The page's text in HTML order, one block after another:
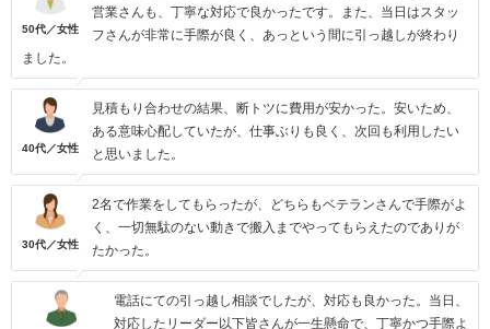
50代／女性
営業さんも、丁寧な対応で良かったです。また、当日はスタッ
フさんが非常に手際が良く、あっという間に引っ越しが終わり
ました。
40代／女性
見積もり合わせの結果、断トツに費用が安かった。安いため、
ある意味心配していたが、仕事ぶりも良く、次回も利用したい
と思いました。
30代／女性
2名で作業をしてもらったが、どちらもベテランさんで手際がよ
く、一切無駄のない動きで搬入までやってもらえたのでありが
たかった。
電話にての引っ越し相談でしたが、対応も良かった。当日、
対応したリーダー以下皆さんが一生懸命で、丁寧かつ手際よ